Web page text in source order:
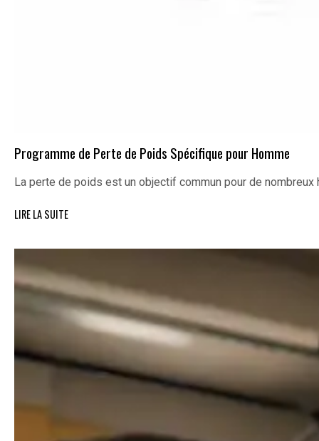
Programme de Perte de Poids Spécifique pour Homme
La perte de poids est un objectif commun pour de nombreux
LIRE LA SUITE